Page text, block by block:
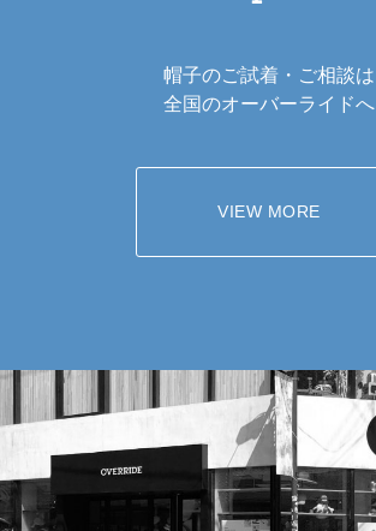
帽子のご試着・ご相談は
全国のオーバーライドへ
VIEW MORE